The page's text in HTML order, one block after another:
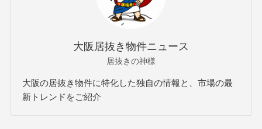
大阪居抜き物件ニュース
居抜きの神様
大阪の居抜き物件に特化した独自の情報と、市場の最
新トレンドをご紹介